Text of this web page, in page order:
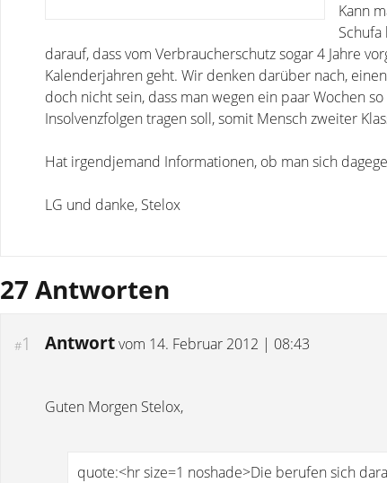
Kann
darauf, dass vom Verbraucherschutz sogar 4 Jahre
Kalenderjahren geht. Wir denken darüber nach,
doch nicht sein, dass man wegen ein paar Wochen
Insolvenzfolgen tragen soll, somit Mensch zweiter
Hat irgendjemand Informationen, ob man sich
LG und danke, Stelox
27 Antworten
#1 Antwortvom 14. Februar 2012 | 08:43
Guten Morgen Stelox,
quote:<hr size=1 noshade>Die berufen sich